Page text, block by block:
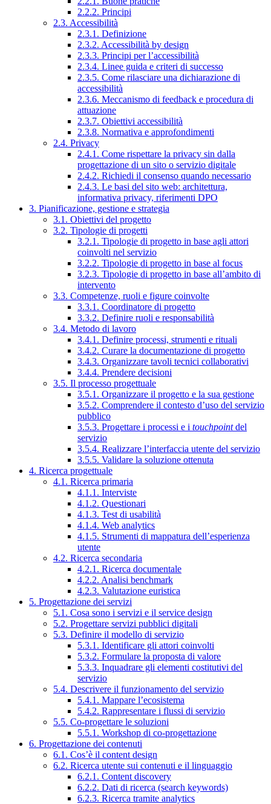
2.2.2. Principi
2.3. Accessibilità
2.3.1. Definizione
2.3.2. Accessibilità by design
2.3.3. Principi per l’accessibilità
2.3.4. Linee guida e criteri di successo
2.3.5. Come rilasciare una dichiarazione di
accessibilità
2.3.6. Meccanismo di feedback e procedura di
attuazione
2.3.7. Obiettivi accessibilità
2.3.8. Normativa e approfondimenti
2.4. Privacy
2.4.1. Come rispettare la privacy sin dalla
progettazione di un sito o servizio digitale
2.4.2. Richiedi il consenso quando necessario
2.4.3. Le basi del sito web: architettura,
informativa privacy, riferimenti DPO
3. Pianificazione, gestione e strategia
3.1. Obiettivi del progetto
3.2. Tipologie di progetti
3.2.1. Tipologie di progetto in base agli attori
coinvolti nel servizio
3.2.2. Tipologie di progetto in base al focus
3.2.3. Tipologie di progetto in base all’ambito di
intervento
3.3. Competenze, ruoli e figure coinvolte
3.3.1. Coordinatore di progetto
3.3.2. Definire ruoli e responsabilità
3.4. Metodo di lavoro
3.4.1. Definire processi, strumenti e rituali
3.4.2. Curare la documentazione di progetto
3.4.3. Organizzare tavoli tecnici collaborativi
3.4.4. Prendere decisioni
3.5. Il processo progettuale
3.5.1. Organizzare il progetto e la sua gestione
3.5.2. Comprendere il contesto d’uso del servizio
pubblico
3.5.3. Progettare i processi e i touchpointdel
servizio
3.5.4. Realizzare l’interfaccia utente del servizio
3.5.5. Validare la soluzione ottenuta
4. Ricerca progettuale
4.1. Ricerca primaria
4.1.1. Interviste
4.1.2. Questionari
4.1.3. Test di usabilità
4.1.4. Web analytics
4.1.5. Strumenti di mappatura dell’esperienza
utente
4.2. Ricerca secondaria
4.2.1. Ricerca documentale
4.2.2. Analisi benchmark
4.2.3. Valutazione euristica
5. Progettazione dei servizi
5.1. Cosa sono i servizi e il service design
5.2. Progettare servizi pubblici digitali
5.3. Definire il modello di servizio
5.3.1. Identificare gli attori coinvolti
5.3.2. Formulare la proposta di valore
5.3.3. Inquadrare gli elementi costitutivi del
servizio
5.4. Descrivere il funzionamento del servizio
5.4.1. Mappare l’ecosistema
5.4.2. Rappresentare i flussi di servizio
5.5. Co-progettare le soluzioni
5.5.1. Workshop di co-progettazione
6. Progettazione dei contenuti
6.1. Cos’è il content design
6.2. Ricerca utente sui contenuti e il linguaggio
6.2.1. Content discovery
6.2.2. Dati di ricerca (search keywords)
6.2.3. Ricerca tramite analytics